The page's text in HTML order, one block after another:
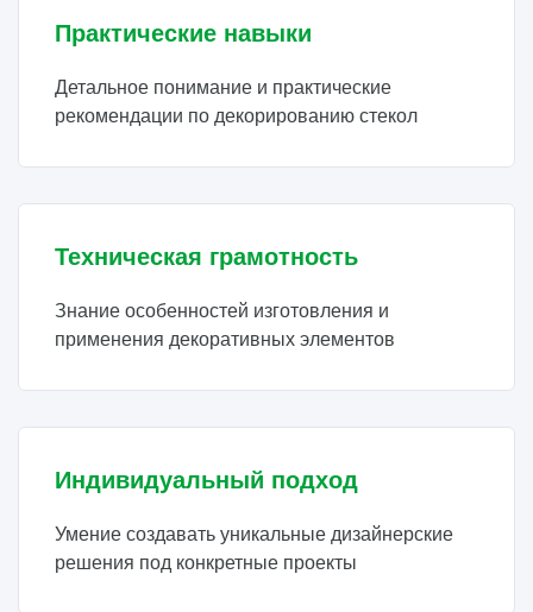
Практические навыки
Детальное понимание и практические
рекомендации по декорированию стекол
Техническая грамотность
Знание особенностей изготовления и
применения декоративных элементов
Индивидуальный подход
Умение создавать уникальные дизайнерские
решения под конкретные проекты